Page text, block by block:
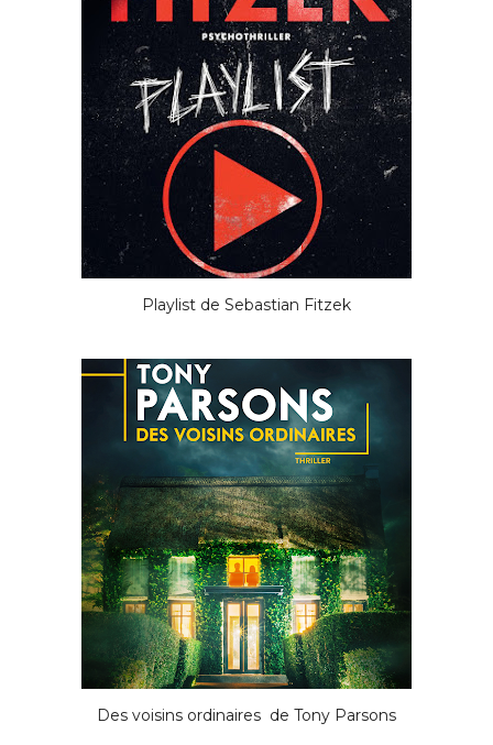
Playlist de Sebastian Fitzek
Des voisins ordinaires de Tony Parsons